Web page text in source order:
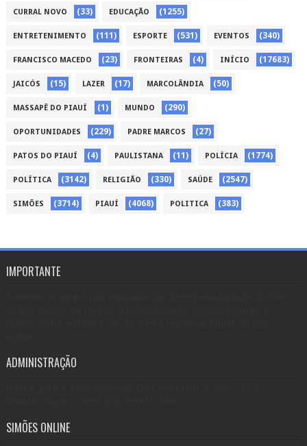
CURRAL NOVO (33) EDUCAÇÃO (1255)
ENTRETENIMENTO (111) ESPORTE (531) EVENTOS (340)
FRANCISCO MACEDO (23) FRONTEIRAS (4) INÍCIO (17683)
JAICÓS (15) LAZER (17) MARCOLÂNDIA (50)
MASSAPÊ DO PIAUÍ (1) MUNDO (290)
OPORTUNIDADES (229) PADRE MARCOS (27)
PATOS DO PIAUÍ (4) PAULISTANA (11) POLÍCIA (1774)
POLÍTICA (3142) RELIGIÃO (330) SAÚDE (2547)
SIMÕES (3714) PIAUÍ (4068) POLITICA (383)
IMPORTANTE
ADMINISTRAÇÃO
SIMÕES ONLINE